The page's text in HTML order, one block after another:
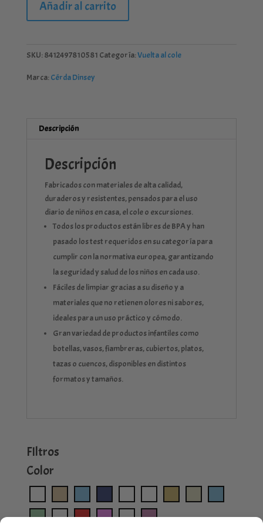
POP
ALUMINIO
CORREA
SNOWY
cantidad
Añadir al carrito
SKU: 8412497810581 Categoría:Vuelta al cole
Marca: Cérda Dinsey
Descripción
Descripción
Fabricados con materiales de alta calidad,
duraderos y resistentes, pensados para el uso
diario de niños en casa, el cole o excursiones.
Todos los productos están libres de BPA y han
pasado los test requeridos en su categoría para
cumplir con la normativa europea, garantizando
la seguridad y salud de los niños en cada uso.
Fáciles de limpiar gracias a su diseño y a
materiales que no retienen olores ni sabores,
ideales para un uso práctico y cómodo.
Gran variedad de productos infantiles como
botellas, vasos, fiambreras, cubiertos, platos,
tazas o cuencos, disponibles en distintos
formatos y tamaños.
FIltros
Color